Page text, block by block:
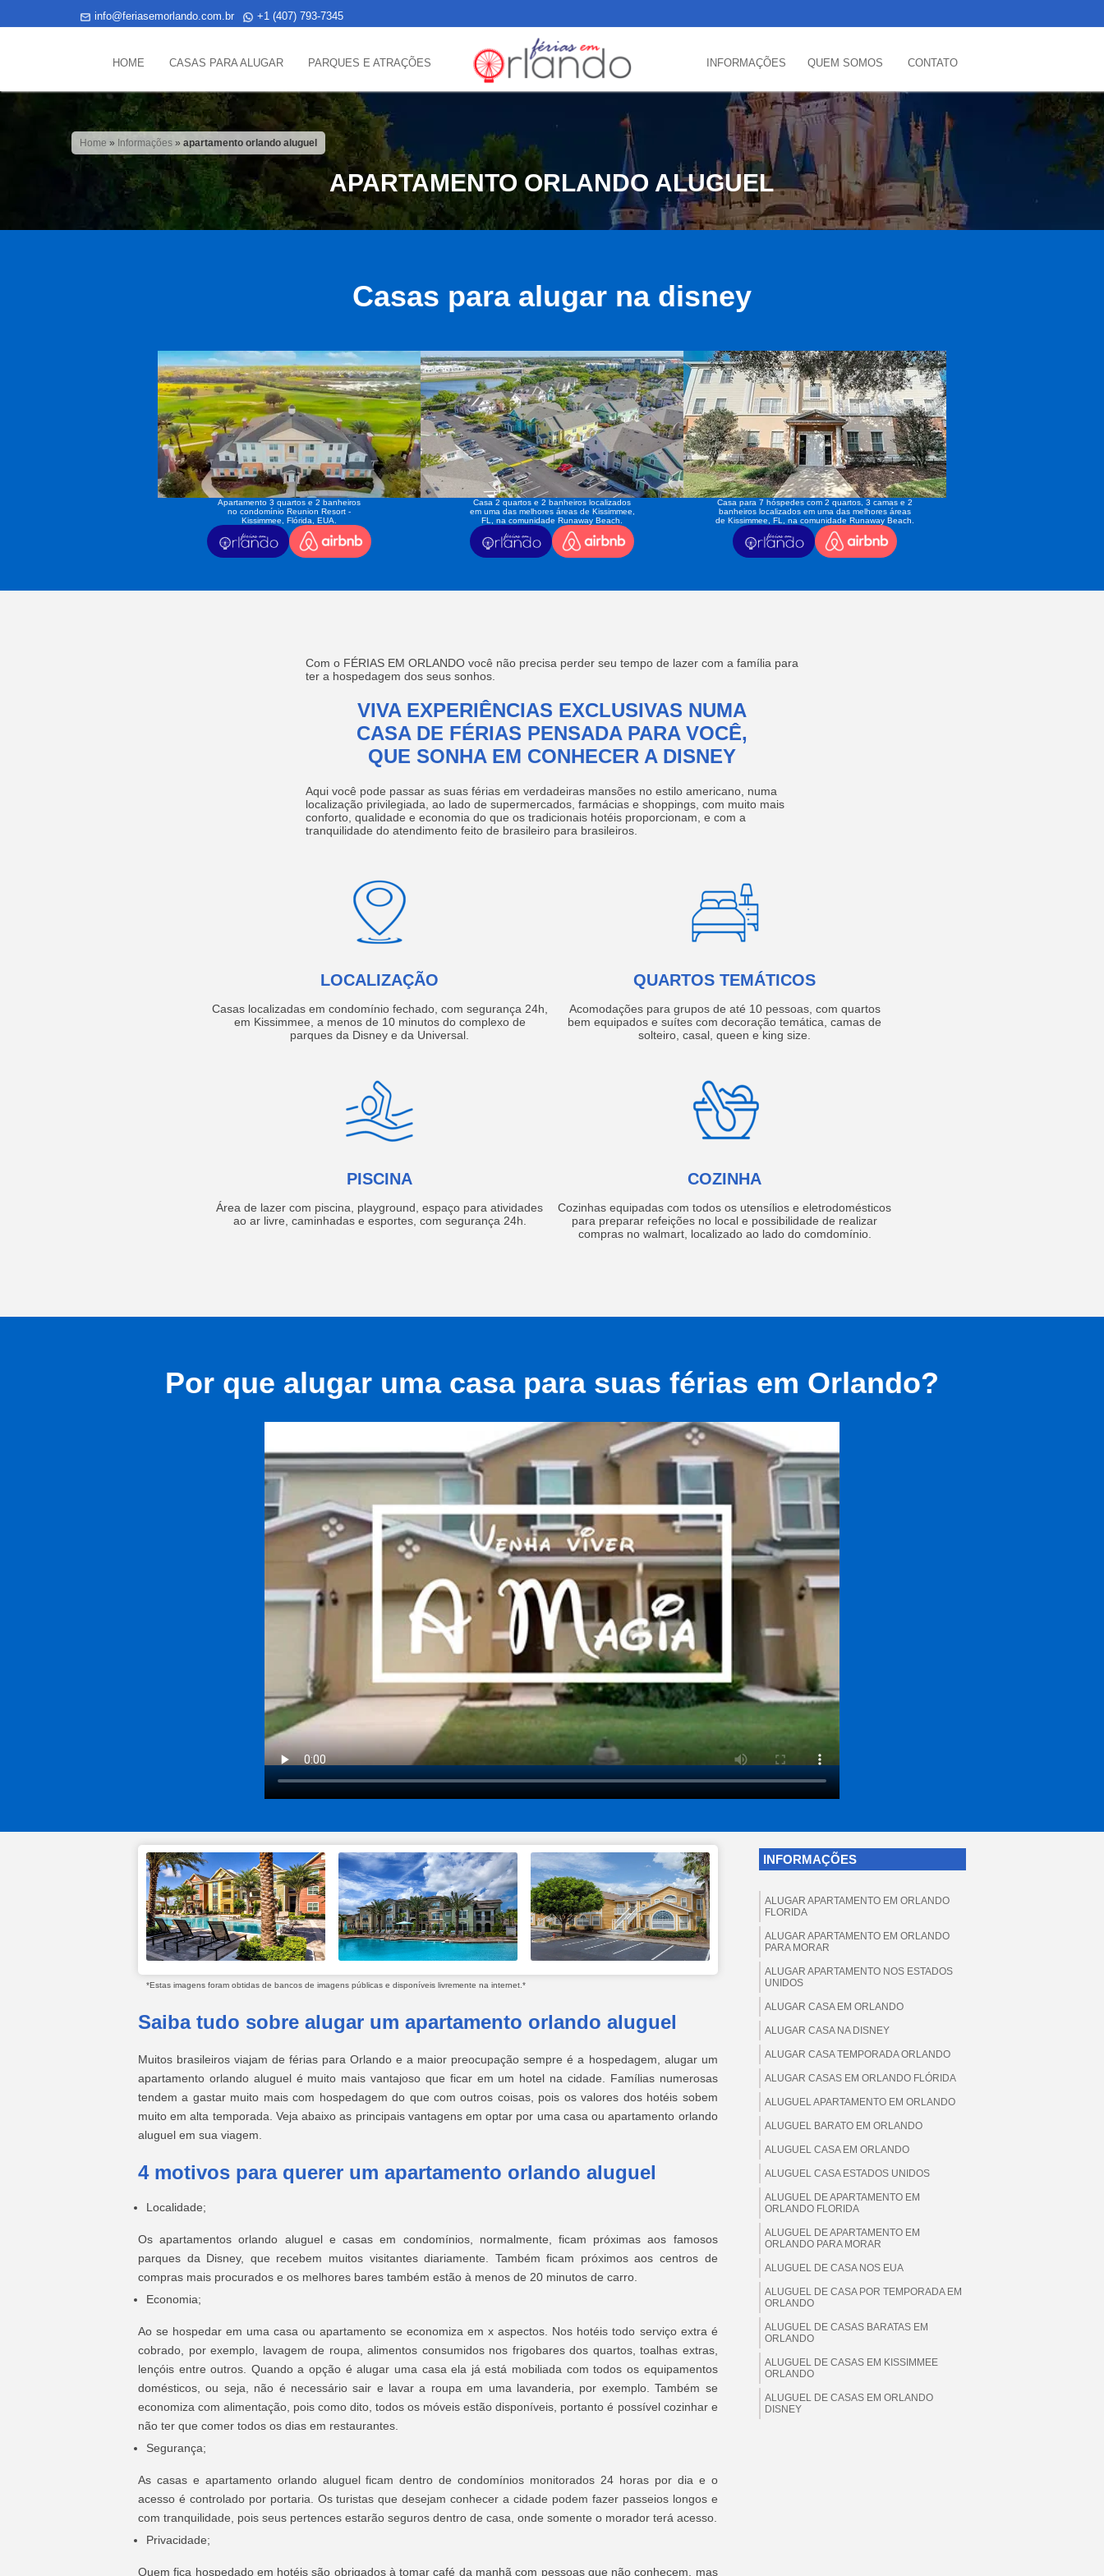
info@feriasemorlando.com.br +1 (407) 793-7345
HOME CASAS PARA ALUGAR PARQUES E ATRAÇÕES INFORMAÇÕES QUEM SOMOS CONTATO
Home » Informações »apartamento orlando aluguel
APARTAMENTO ORLANDO ALUGUEL
Casas para alugar na disney
Apartamento 3 quartos e 2 banheiros
no condomínio Reunion Resort -
Kissimmee, Flórida, EUA.
Casa 2 quartos e 2 banheiros localizados
em uma das melhores áreas de Kissimmee,
FL, na comunidade Runaway Beach.
Casa para 7 hóspedes com 2 quartos, 3 camas e 2
banheiros localizados em uma das melhores áreas
de Kissimmee, FL, na comunidade Runaway Beach.
Com o FÉRIAS EM ORLANDO você não precisa perder seu tempo de lazer com a família para
ter a hospedagem dos seus sonhos.
VIVA EXPERIÊNCIAS EXCLUSIVAS NUMA
CASA DE FÉRIAS PENSADA PARA VOCÊ,
QUE SONHA EM CONHECER A DISNEY
Aqui você pode passar as suas férias em verdadeiras mansões no estilo americano, numa
localização privilegiada, ao lado de supermercados, farmácias e shoppings, com muito mais
conforto, qualidade e economia do que os tradicionais hotéis proporcionam, e com a
tranquilidade do atendimento feito de brasileiro para brasileiros.
LOCALIZAÇÃO
Casas localizadas em condomínio fechado, com segurança 24h,
em Kissimmee, a menos de 10 minutos do complexo de
parques da Disney e da Universal.
QUARTOS TEMÁTICOS
Acomodações para grupos de até 10 pessoas, com quartos
bem equipados e suítes com decoração temática, camas de
solteiro, casal, queen e king size.
PISCINA
Área de lazer com piscina, playground, espaço para atividades
ao ar livre, caminhadas e esportes, com segurança 24h.
COZINHA
Cozinhas equipadas com todos os utensílios e eletrodomésticos
para preparar refeições no local e possibilidade de realizar
compras no walmart, localizado ao lado do comdomínio.
Por que alugar uma casa para suas férias em Orlando?
*Estas imagens foram obtidas de bancos de imagens públicas e disponíveis livremente na internet.*
Saiba tudo sobre alugar um apartamento orlando aluguel
Muitos brasileiros viajam de férias para Orlando e a maior preocupação sempre é a hospedagem, alugar um
apartamento orlando aluguel é muito mais vantajoso que ficar em um hotel na cidade. Famílias numerosas
tendem a gastar muito mais com hospedagem do que com outros coisas, pois os valores dos hotéis sobem
muito em alta temporada. Veja abaixo as principais vantagens em optar por uma casa ou apartamento orlando
aluguel em sua viagem.
4 motivos para querer um apartamento orlando aluguel
Localidade;
Os apartamentos orlando aluguel e casas em condomínios, normalmente, ficam próximas aos famosos
parques da Disney, que recebem muitos visitantes diariamente. Também ficam próximos aos centros de
compras mais procurados e os melhores bares também estão à menos de 20 minutos de carro.
Economia;
Ao se hospedar em uma casa ou apartamento se economiza em x aspectos. Nos hotéis todo serviço extra é
cobrado, por exemplo, lavagem de roupa, alimentos consumidos nos frigobares dos quartos, toalhas extras,
lençóis entre outros. Quando a opção é alugar uma casa ela já está mobiliada com todos os equipamentos
domésticos, ou seja, não é necessário sair e lavar a roupa em uma lavanderia, por exemplo. Também se
economiza com alimentação, pois como dito, todos os móveis estão disponíveis, portanto é possível cozinhar e
não ter que comer todos os dias em restaurantes.
Segurança;
As casas e apartamento orlando aluguel ficam dentro de condomínios monitorados 24 horas por dia e o
acesso é controlado por portaria. Os turistas que desejam conhecer a cidade podem fazer passeios longos e
com tranquilidade, pois seus pertences estarão seguros dentro de casa, onde somente o morador terá acesso.
Privacidade;
Quem fica hospedado em hotéis são obrigados à tomar café da manhã com pessoas que não conhecem, mas
INFORMAÇÕES
ALUGAR APARTAMENTO EM ORLANDO
FLORIDA
ALUGAR APARTAMENTO EM ORLANDO
PARA MORAR
ALUGAR APARTAMENTO NOS ESTADOS
UNIDOS
ALUGAR CASA EM ORLANDO
ALUGAR CASA NA DISNEY
ALUGAR CASA TEMPORADA ORLANDO
ALUGAR CASAS EM ORLANDO FLÓRIDA
ALUGUEL APARTAMENTO EM ORLANDO
ALUGUEL BARATO EM ORLANDO
ALUGUEL CASA EM ORLANDO
ALUGUEL CASA ESTADOS UNIDOS
ALUGUEL DE APARTAMENTO EM
ORLANDO FLORIDA
ALUGUEL DE APARTAMENTO EM
ORLANDO PARA MORAR
ALUGUEL DE CASA NOS EUA
ALUGUEL DE CASA POR TEMPORADA EM
ORLANDO
ALUGUEL DE CASAS BARATAS EM
ORLANDO
ALUGUEL DE CASAS EM KISSIMMEE
ORLANDO
ALUGUEL DE CASAS EM ORLANDO
DISNEY